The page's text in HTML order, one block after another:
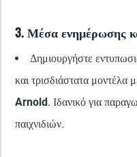
3. Μέσα ενημέρωσης
Δημιουργήστε
και τρισδιάστατα μοντέλα
Arnold. Ιδανικό για
παιχνιδιών.